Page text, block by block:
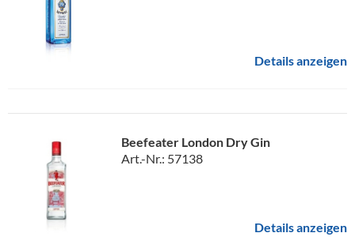
Details anzeigen
Beefeater London Dry Gin
Art.-Nr.: 57138
Details anzeigen